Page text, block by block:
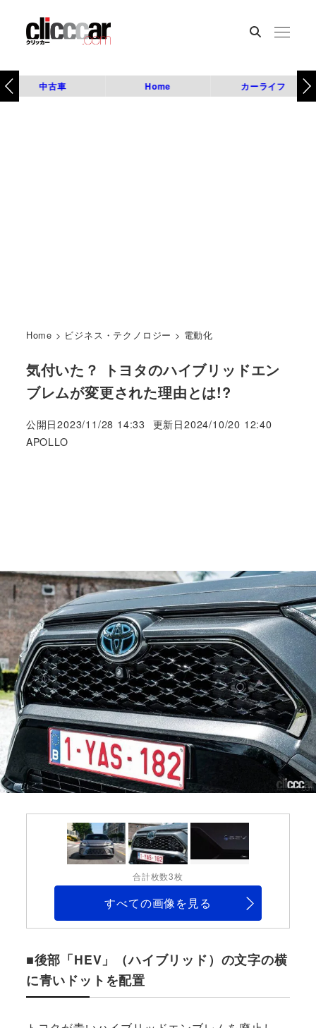
中古車 Home カーライフ
Home > ビジネス・テクノロジー > 電動化
気付いた？ トヨタのハイブリッドエン
ブレムが変更された理由とは!?
公開日2023/11/28 14:33 更新日2024/10/20 12:40
著
APOLLO
合計枚数3枚
すべての画像を見る
■後部「HEV」（ハイブリッド）の文字の横
に青いドットを配置